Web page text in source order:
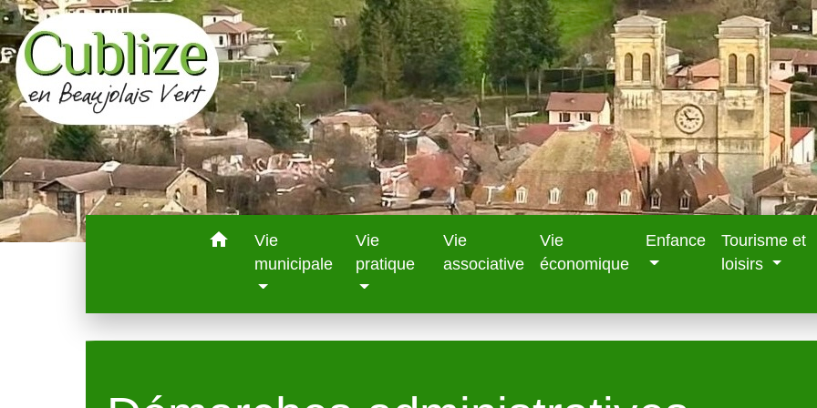
home
Vie
municipale
Vie
pratique
Vie
associative
Vie
économique
Enfance
Tourisme et
loisirs